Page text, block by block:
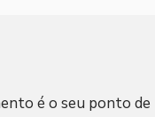
é o seu ponto de